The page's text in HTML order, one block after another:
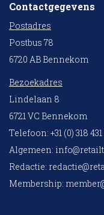
Contactgegevens
Postadres
Postbus 78
6720 AB Bennekom
Bezoekadres
Lindelaan 8
6721 VC Bennekom
Telefoon: +31 (0) 318 431
Algemeen:
Redactie:
Membership: